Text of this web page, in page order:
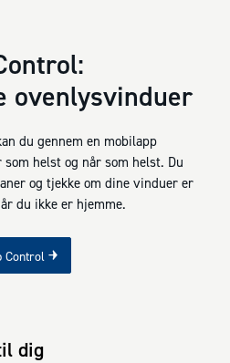
ovenlysvinduer
du gennem en mobilapp
helst og når som helst. Du
og tjekke om dine vinduer er
du ikke er hjemme.
Control
dig